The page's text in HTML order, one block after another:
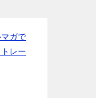
ガで
レー